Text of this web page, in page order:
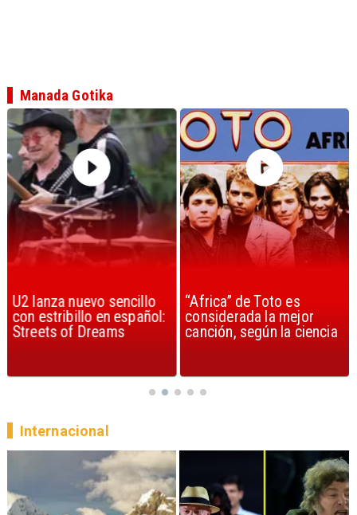
U2 lanza nuevo sencillo
con estribillo en español:
Streets of Dreams
“Africa” de Toto es
considerada la mejor
canción, según la ciencia
Manada Gotika
Internacional